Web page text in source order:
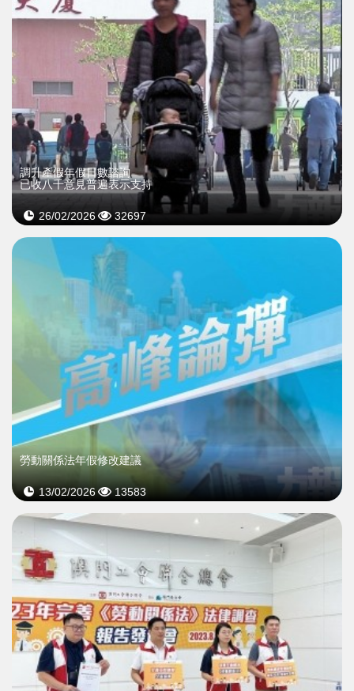
調升產假年假日數諮詢
已收八千意見普遍表示支持
26/02/2026 32697
勞動關係法年假修改建議
13/02/2026 13583